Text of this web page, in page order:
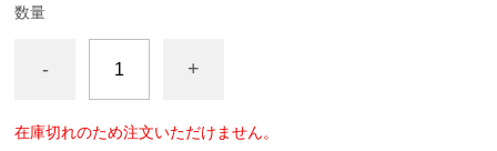
数量
- +
在庫切れのため注文いただけません。